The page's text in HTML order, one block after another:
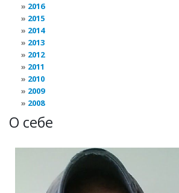
2016
2015
2014
2013
2012
2011
2010
2009
2008
О себе